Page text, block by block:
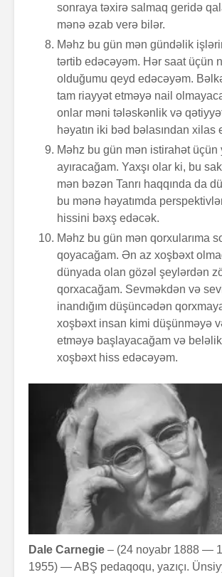
sonraya təxirə salmaq geridə
mənə əzab verə bilər.
Məhz bu gün mən gündəlik
tərtib edəcəyəm. Hər saat üçün
olduğumu qeyd edəcəyəm.
tam riayyət etməyə nail
onlar məni tələskənlik və
həyatın iki bəd bəlasından xilas
Məhz bu gün mən istirahət üçün
ayıracağam. Yaxşı olar ki, bu
mən bəzən Tanrı haqqında da
bu mənə həyatımda
hissini bəxş edəcək.
Məhz bu gün mən qorxularıma
qoyacağam. Ən az xoşbəxt
dünyada olan gözəl şeylərdən
qorxacağam. Sevməkdən və
inandığım düşüncədən
xoşbəxt insan kimi düşünməyə
etməyə başlayacağam və
xoşbəxt hiss edəcəyəm.
Dale Carnegie – (24 noyabr 1888 —
1955) — ABŞ pedaqoqu, yazıçı.